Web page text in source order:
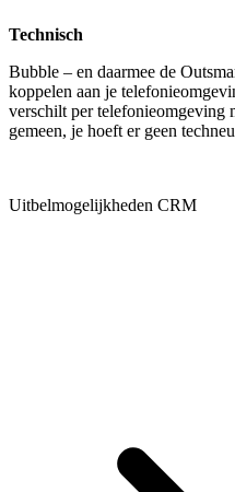
Technisch
Bubble – en daarmee de
koppelen aan je
verschilt per telefonieomgeving
gemeen, je hoeft er geen
Uitbelmogelijkheden CRM